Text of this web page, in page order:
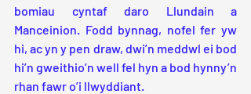
bomiau cyntaf daro Llundain a
Manceinion. Fodd bynnag, nofel fer yw
hi, ac yn y pen draw, dwi’n meddwl ei bod
hi’n gweithio’n well fel hyn a bod hynny’n
rhan fawr o’i llwyddiant.